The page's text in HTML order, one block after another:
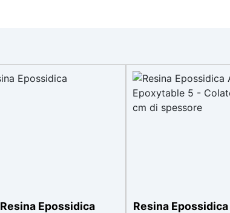
Resina Epossidica
Resina